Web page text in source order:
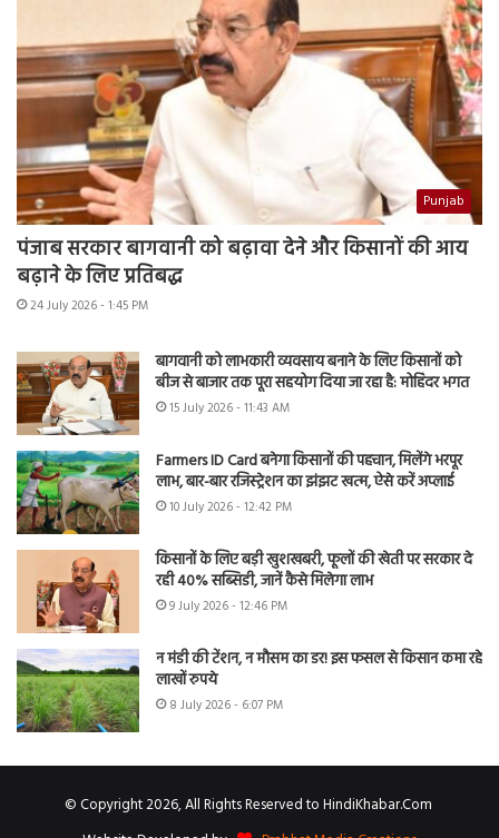
Punjab
पंजाब सरकार बागवानी को बढ़ावा देने और किसानों की आय
बढ़ाने के लिए प्रतिबद्ध
24 July 2026 - 1:45 PM
बागवानी को लाभकारी व्यवसाय बनाने के लिए किसानों को
बीज से बाजार तक पूरा सहयोग दिया जा रहा है: मोहिंदर भगत
15 July 2026 - 11:43 AM
Farmers ID Card बनेगा किसानों की पहचान, मिलेंगे भरपूर
लाभ, बार-बार रजिस्ट्रेशन का झंझट खत्म, ऐसे करें अप्लाई
10 July 2026 - 12:42 PM
किसानों के लिए बड़ी खुशखबरी, फूलों की खेती पर सरकार दे
रही 40% सब्सिडी, जानें कैसे मिलेगा लाभ
9 July 2026 - 12:46 PM
न मंडी की टेंशन, न मौसम का डर! इस फसल से किसान कमा रहे
लाखों रुपये
8 July 2026 - 6:07 PM
© Copyright 2026, All Rights Reserved to HindiKhabar.Com